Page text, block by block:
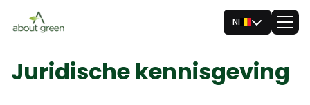
Nl
Juridische kennisgeving